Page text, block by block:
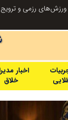
اخبار
خلاق